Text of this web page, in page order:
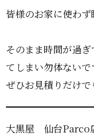
皆様のお家に使わ
そのまま時間が過
てしまい勿体ないで
ぜひお見積りだけで
大黒屋 仙台Parco